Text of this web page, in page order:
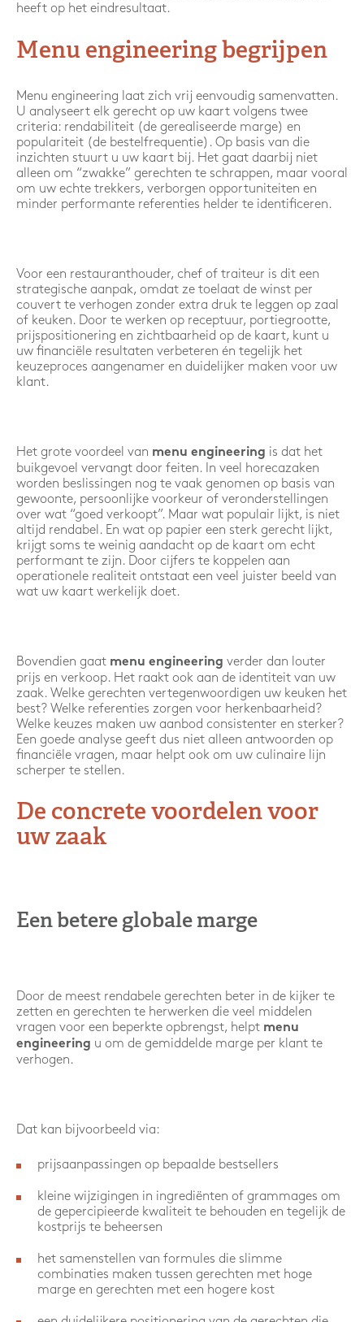
heeft op het eindresultaat.
Menu engineering begrijpen
Menu engineering laat zich vrij eenvoudig samenvatten.
U analyseert elk gerecht op uw kaart volgens twee
criteria: rendabiliteit (de gerealiseerde marge) en
populariteit (de bestelfrequentie). Op basis van die
inzichten stuurt u uw kaart bij. Het gaat daarbij niet
alleen om “zwakke” gerechten te schrappen, maar vooral
om uw echte trekkers, verborgen opportuniteiten en
minder performante referenties helder te identificeren.
Voor een restauranthouder, chef of traiteur is dit een
strategische aanpak, omdat ze toelaat de winst per
couvert te verhogen zonder extra druk te leggen op zaal
of keuken. Door te werken op receptuur, portiegrootte,
prijspositionering en zichtbaarheid op de kaart, kunt u
uw financiële resultaten verbeteren én tegelijk het
keuzeproces aangenamer en duidelijker maken voor uw
klant.
Het grote voordeel van menu engineering is dat het
buikgevoel vervangt door feiten. In veel horecazaken
worden beslissingen nog te vaak genomen op basis van
gewoonte, persoonlijke voorkeur of veronderstellingen
over wat “goed verkoopt”. Maar wat populair lijkt, is niet
altijd rendabel. En wat op papier een sterk gerecht lijkt,
krijgt soms te weinig aandacht op de kaart om echt
performant te zijn. Door cijfers te koppelen aan
operationele realiteit ontstaat een veel juister beeld van
wat uw kaart werkelijk doet.
Bovendien gaat menu engineering verder dan louter
prijs en verkoop. Het raakt ook aan de identiteit van uw
zaak. Welke gerechten vertegenwoordigen uw keuken het
best? Welke referenties zorgen voor herkenbaarheid?
Welke keuzes maken uw aanbod consistenter en sterker?
Een goede analyse geeft dus niet alleen antwoorden op
financiële vragen, maar helpt ook om uw culinaire lijn
scherper te stellen.
De concrete voordelen voor
uw zaak
Een betere globale marge
Door de meest rendabele gerechten beter in de kijker te
zetten en gerechten te herwerken die veel middelen
vragen voor een beperkte opbrengst, helpt menu
engineering u om de gemiddelde marge per klant te
verhogen.
Dat kan bijvoorbeeld via:
prijsaanpassingen op bepaalde bestsellers
kleine wijzigingen in ingrediënten of grammages om
de gepercipieerde kwaliteit te behouden en tegelijk de
kostprijs te beheersen
het samenstellen van formules die slimme
combinaties maken tussen gerechten met hoge
marge en gerechten met een hogere kost